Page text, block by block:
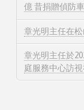
億 昔捐贈偵防
章光明主任在松
章光明主任於
庭服務中心訪